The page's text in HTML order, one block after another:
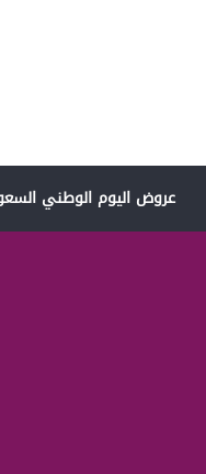
عروض اليوم الوطني السعودي